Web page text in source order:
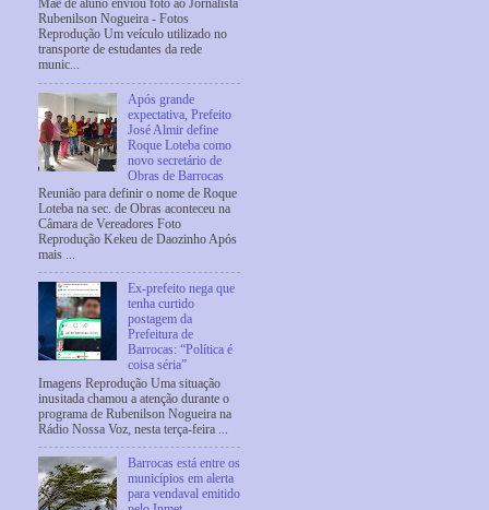
Mãe de aluno enviou foto ao Jornalista
Rubenilson Nogueira - Fotos
Reprodução Um veículo utilizado no
transporte de estudantes da rede
munic...
Após grande
expectativa, Prefeito
José Almir define
Roque Loteba como
novo secretário de
Obras de Barrocas
Reunião para definir o nome de Roque
Loteba na sec. de Obras aconteceu na
Câmara de Vereadores Foto
Reprodução Kekeu de Daozinho Após
mais ...
Ex-prefeito nega que
tenha curtido
postagem da
Prefeitura de
Barrocas: “Política é
coisa séria”
Imagens Reprodução Uma situação
inusitada chamou a atenção durante o
programa de Rubenilson Nogueira na
Rádio Nossa Voz, nesta terça-feira ...
Barrocas está entre os
municípios em alerta
para vendaval emitido